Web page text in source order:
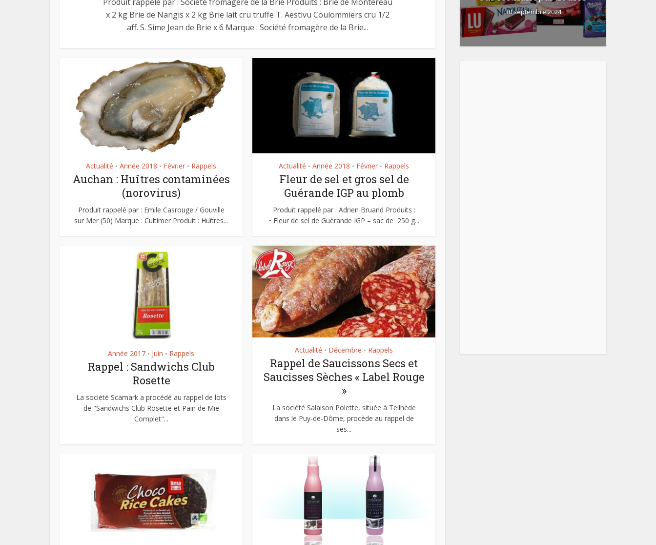
x 2 kg Brie de Nangis x 2 kg Brie lait cru truffe T. Aestivu Coulommiers cru 1/2
aff. S. Sime Jean de Brie x 6 Marque : Société fromagère de la Brie...
Actualité • Année 2018 • Février • Rappels
Auchan : Huîtres contaminées
(norovirus)
Produit rappelé par : Emile Casrouge / Gouville
sur Mer (50) Marque : Cultimer Produit : Huîtres...
Actualité • Année 2018 • Février • Rappels
Fleur de sel et gros sel de
Guérande IGP au plomb
Produit rappelé par : Adrien Bruand Produits :
• Fleur de sel de Guérande IGP – sac de 250 g...
Année 2017 • Juin • Rappels
Rappel : Sandwichs Club
Rosette
La société Scamark a procédé au rappel de lots
de "Sandwichs Club Rosette et Pain de Mie
Complet"...
Actualité • Décembre • Rappels
Rappel de Saucissons Secs et
Saucisses Sèches « Label Rouge
»
La société Salaison Polette, située à Teilhède
dans le Puy-de-Dôme, procède au rappel de
ses...
2 octobre 2023
pause déjeuner ?
21 octobre 2020
30 septembre 2024